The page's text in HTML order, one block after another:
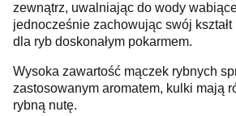
zewnątrz, uwalniając do wody
jednocześnie zachowując swój
dla ryb doskonałym pokarmem.
Wysoka zawartość mączek rybnych
zastosowanym aromatem, kulki mają
rybną nutę.